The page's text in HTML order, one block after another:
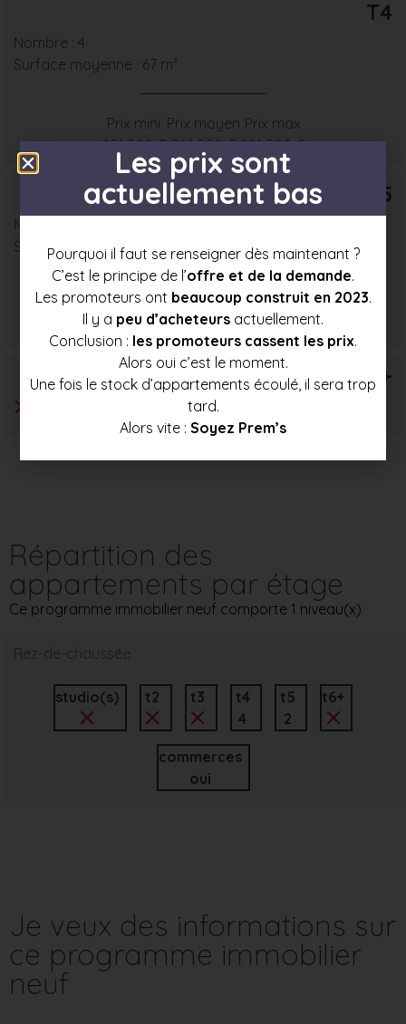
T4
Nombre : 4
Surface moyenne : 67 m²
Prix mini
251 500 €
Prix moyen
266 500 €
Prix max
281 500 €
T5
Nombre : 2
Surface moyenne : 78 m²
Prix mini
274 000 €
Prix moyen
291 000 €
Prix max
307 500 €
T6+
Répartition des
appartements par étage
Ce programme immobilier neuf comporte 1 niveau(x)
Rez-de-chaussée
studio(s) t2 t3
t4
4
t5
2
t6+
commerces
oui
Je veux des informations sur
ce programme immobilier
neuf
Les prix sont
actuellement bas
Pourquoi il faut se renseigner dès maintenant ?
C’est le principe de l’offre et de la demande.
Les promoteurs ont beaucoup construit en 2023.
Il y a peu d’acheteurs actuellement.
Conclusion : les promoteurs cassent les prix.
Alors oui c’est le moment.
Une fois le stock d’appartements écoulé, il sera trop
tard.
Alors vite : Soyez Prem’s